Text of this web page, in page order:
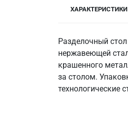
ХАРАКТЕРИСТИКИ
Разделочный
нержавеющей
крашенного
за столом.
технологические